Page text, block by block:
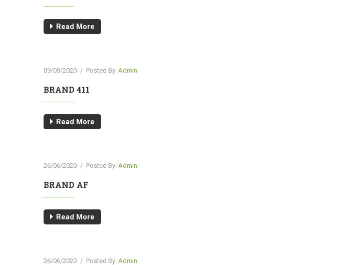
Read More
09/09/2020 / Posted By: Admin
BRAND 411
Read More
26/06/2020 / Posted By: Admin
BRAND AF
Read More
26/06/2020 / Posted By: Admin